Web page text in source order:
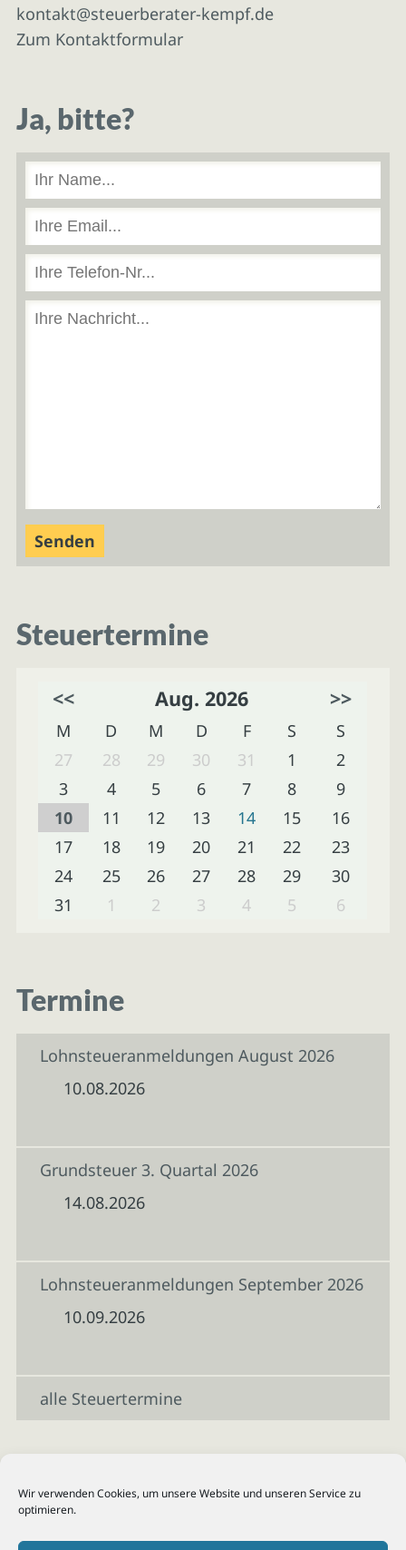
Wir verwenden Cookies, um unsere Website und unseren Service zu
optimieren.
kontakt@steuerberater-kempf.de
Zum Kontaktformular
Ja, bitte?
Steuertermine
<< Aug. 2026 >>
M D M D F S
S
27
28 29 30 31 1
2
3
4 5 6 7 8
9
10
11 12 13 14 15
16
17
18 19 20 21 22
23
24
25 26 27 28 29
30
31
1 2 3 4 5 6
Termine
Lohnsteueranmeldungen August 2026
10.08.2026
Grundsteuer 3. Quartal 2026
14.08.2026
Lohnsteueranmeldungen September 2026
10.09.2026
alle Steuertermine